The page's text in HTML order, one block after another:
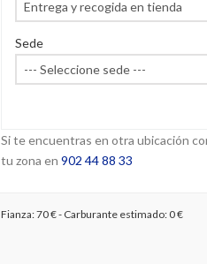
Sede
Si te encuentras en otra ubicación
tu zona en 902 44 88 33
Fianza:70 €- Carburante estimado: 0 €